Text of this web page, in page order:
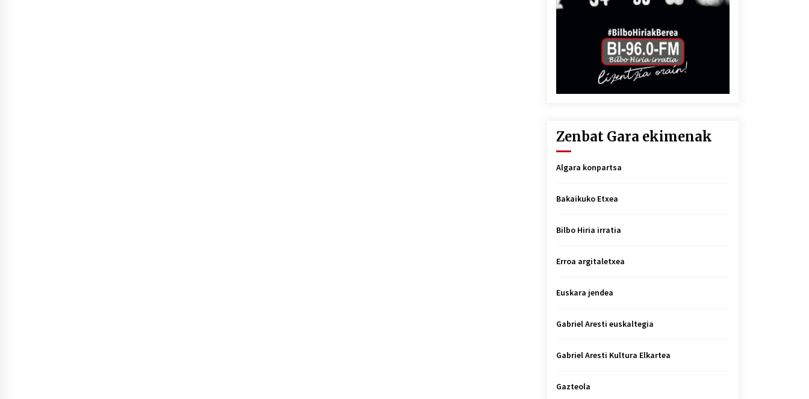
Zenbat Gara ekimenak
Algara konpartsa
Bakaikuko Etxea
Bilbo Hiria irratia
Erroa argitaletxea
Euskara jendea
Gabriel Aresti euskaltegia
Gabriel Aresti Kultura Elkartea
Gazteola